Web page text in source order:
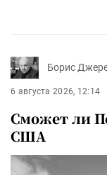
Борис
6 августа 2026, 12:14
Сможет ли
США